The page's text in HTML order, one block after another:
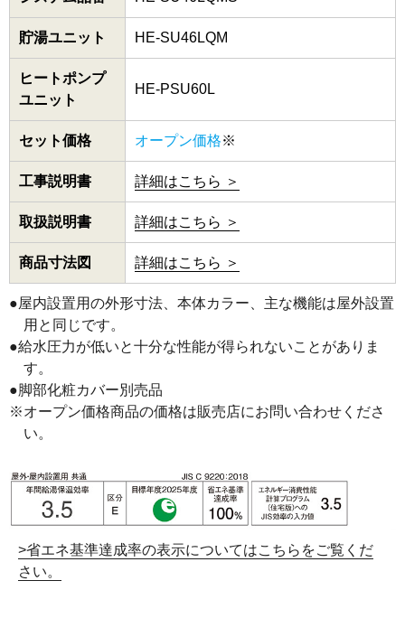
貯湯ユニット HE-SU46LQM
ヒートポンプ
ユニット
HE-PSU60L
セット価格 オープン価格※
工事説明書 詳細はこちら ＞
取扱説明書 詳細はこちら ＞
商品寸法図 詳細はこちら ＞
●屋内設置用の外形寸法、本体カラー、主な機能は屋外設置
用と同じです。
●給水圧力が低いと十分な性能が得られないことがありま
す。
●脚部化粧カバー別売品
※オープン価格商品の価格は販売店にお問い合わせくださ
い。
>省エネ基準達成率の表示についてはこちらをご覧くだ
さい。